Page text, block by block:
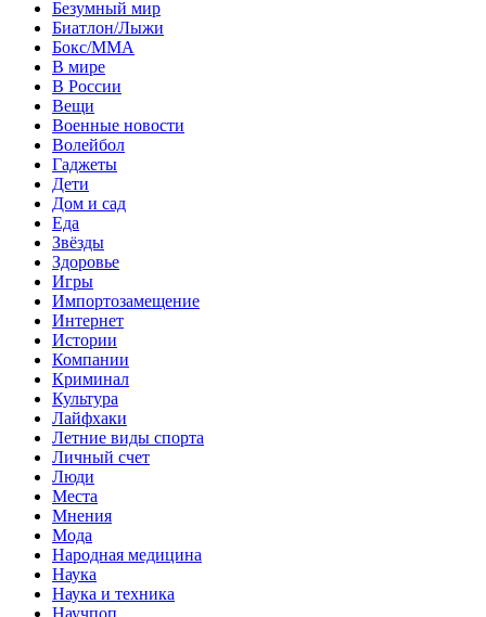
Безумный мир
Биатлон/Лыжи
Бокс/MMA
В мире
В России
Вещи
Военные новости
Волейбол
Гаджеты
Дети
Дом и сад
Еда
Звёзды
Здоровье
Игры
Импортозамещение
Интернет
Истории
Компании
Криминал
Культура
Лайфхаки
Летние виды спорта
Личный счет
Люди
Места
Мнения
Мода
Народная медицина
Наука
Наука и техника
Научпоп